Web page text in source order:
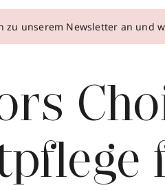
zu unserem Newsletter an und